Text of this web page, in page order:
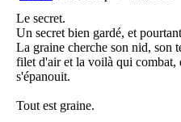
Le secret.
Un secret bien gardé, et
La graine cherche son nid, son
filet d'air et la voilà qui combat,
s'épanouit.
Tout est graine.